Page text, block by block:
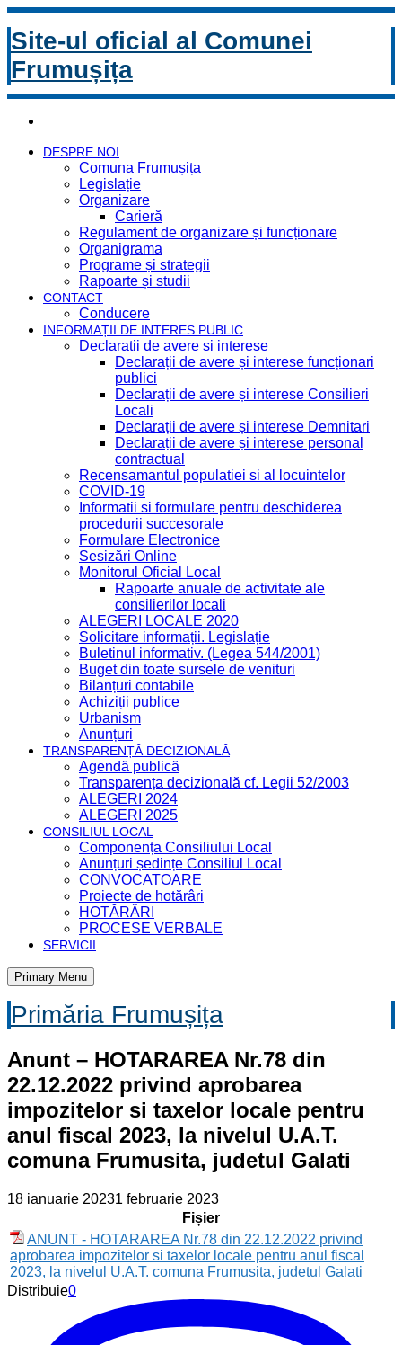
Site-ul oficial al Comunei
Frumușița
DESPRE NOI
Comuna Frumușița
Legislație
Organizare
Carieră
Regulament de organizare și funcționare
Organigrama
Programe și strategii
Rapoarte și studii
CONTACT
Conducere
INFORMAȚII DE INTERES PUBLIC
Declaratii de avere si interese
Declarații de avere și interese funcționari
publici
Declarații de avere și interese Consilieri
Locali
Declarații de avere și interese Demnitari
Declarații de avere și interese personal
contractual
Recensamantul populatiei si al locuintelor
COVID-19
Informatii si formulare pentru deschiderea
procedurii succesorale
Formulare Electronice
Sesizări Online
Monitorul Oficial Local
Rapoarte anuale de activitate ale
consilierilor locali
ALEGERI LOCALE 2020
Solicitare informații. Legislație
Buletinul informativ. (Legea 544/2001)
Buget din toate sursele de venituri
Bilanțuri contabile
Achiziții publice
Urbanism
Anunțuri
TRANSPARENȚĂ DECIZIONALĂ
Agendă publică
Transparența decizională cf. Legii 52/2003
ALEGERI 2024
ALEGERI 2025
CONSILIUL LOCAL
Componența Consiliului Local
Anunțuri ședințe Consiliul Local
CONVOCATOARE
Proiecte de hotărâri
HOTĂRÂRI
PROCESE VERBALE
SERVICII
Primary Menu
Primăria Frumușița
Anunt – HOTARAREA Nr.78 din
22.12.2022 privind aprobarea
impozitelor si taxelor locale pentru
anul fiscal 2023, la nivelul U.A.T.
comuna Frumusita, judetul Galati
18 ianuarie 20231 februarie 2023
Fișier
ANUNT - HOTARAREA Nr.78 din 22.12.2022 privind
aprobarea impozitelor si taxelor locale pentru anul fiscal
2023, la nivelul U.A.T. comuna Frumusita, judetul Galati
Distribuie0